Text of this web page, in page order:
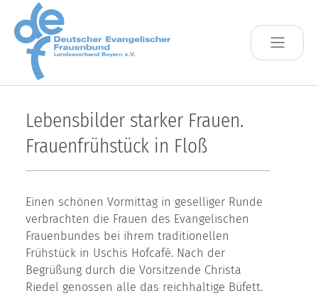
Skip to main content
Lebensbilder starker Frauen.
Frauenfrühstück in Floß
Einen schönen Vormittag in geselliger Runde
verbrachten die Frauen des Evangelischen
Frauenbundes bei ihrem traditionellen
Frühstück in Uschis Hofcafé. Nach der
Begrüßung durch die Vorsitzende Christa
Riedel genossen alle das reichhaltige Büfett.